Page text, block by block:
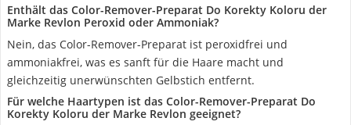
Enthält das Color-Remover-Preparat Do Korekty Koloru der
Marke Revlon Peroxid oder Ammoniak?
Nein, das Color-Remover-Preparat ist peroxidfrei und
ammoniakfrei, was es sanft für die Haare macht und
gleichzeitig unerwünschten Gelbstich entfernt.
Für welche Haartypen ist das Color-Remover-Preparat Do
Korekty Koloru der Marke Revlon geeignet?